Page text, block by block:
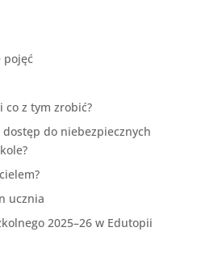
pojęć
co z tym zrobić?
dostęp do niebezpiecznych
ucznia
2025–26 w Edutopii